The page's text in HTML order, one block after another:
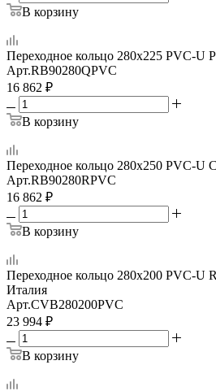
В корзину
Переходное кольцо 280x225 PVC-U
Арт.RB90280QPVC
16 862 ₽
В корзину
Переходное кольцо 280х250 PVC-U
Арт.RB90280RPVC
16 862 ₽
В корзину
Переходное кольцо 280х200 PVC-U
Италия
Арт.CVB280200PVC
23 994 ₽
В корзину